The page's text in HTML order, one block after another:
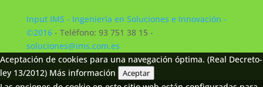
Input IMS - Ingeniería en Soluciones e Innovación -
©2016- Teléfono: 93 751 38 15 -
soluciones@ims.com.es
Aceptación de cookies para una navegación óptima. (Real Decreto-
ley 13/2012) Más información Aceptar